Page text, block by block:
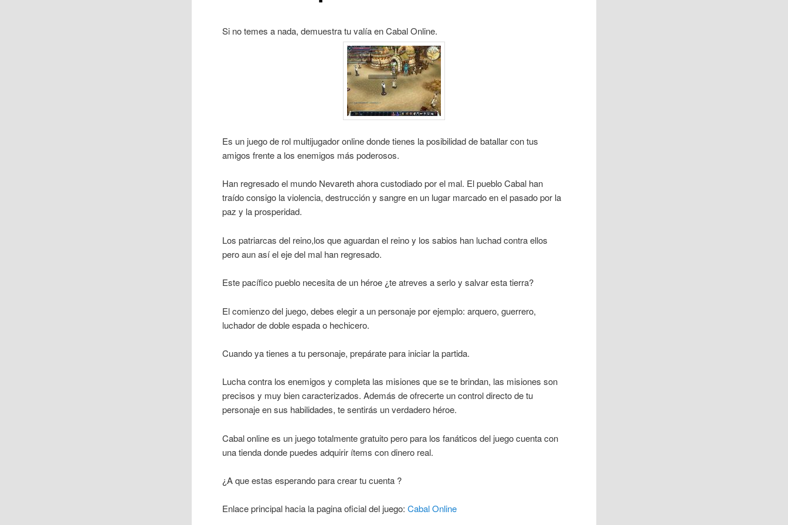
Si no temes a nada, demuestra tu valía en Cabal Online.
Es un juego de rol multijugador online donde tienes la posibilidad de batallar con tus
amigos frente a los enemigos más poderosos.
Han regresado el mundo Nevareth ahora custodiado por el mal. El pueblo Cabal han
traído consigo la violencia, destrucción y sangre en un lugar marcado en el pasado por la
paz y la prosperidad.
Los patriarcas del reino,los que aguardan el reino y los sabios han luchad contra ellos
pero aun así el eje del mal han regresado.
Este pacífico pueblo necesita de un héroe ¿te atreves a serlo y salvar esta tierra?
El comienzo del juego, debes elegir a un personaje por ejemplo: arquero, guerrero,
luchador de doble espada o hechicero.
Cuando ya tienes a tu personaje, prepárate para iniciar la partida.
Lucha contra los enemigos y completa las misiones que se te brindan, las misiones son
precisos y muy bien caracterizados. Además de ofrecerte un control directo de tu
personaje en sus habilidades, te sentirás un verdadero héroe.
Cabal online es un juego totalmente gratuito pero para los fanáticos del juego cuenta con
una tienda donde puedes adquirir ítems con dinero real.
¿A que estas esperando para crear tu cuenta ?
Enlace principal hacia la pagina oficial del juego:Cabal Online